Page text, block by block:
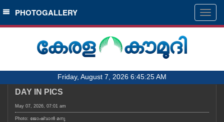
SECTIONS
HOME
NOTIFIED NEWS
KERALA
PHOTOGALLERY
Friday, August 7, 2026 6:45:25 AM
DAY IN PICS
May 07, 2026, 07:01 am
Photo: ജോഷ്‌വാൻ മനു